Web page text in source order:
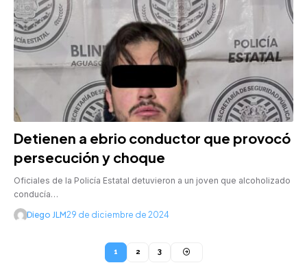
Detienen a ebrio conductor que provocó
persecución y choque
Oficiales de la Policía Estatal detuvieron a un joven que alcoholizado
conducía…
Diego JLM29 de diciembre de 2024
1 2 3